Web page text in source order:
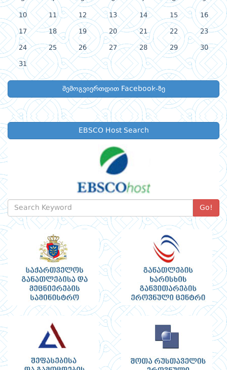
10 11 12 13 14 15 16
17 18 19 20 21 22 23
24 25 26 27 28 29 30
31
შემოგვიერთდით Facebook-ზე
EBSCO Host Search
Go!